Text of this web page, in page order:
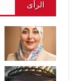
الرأى